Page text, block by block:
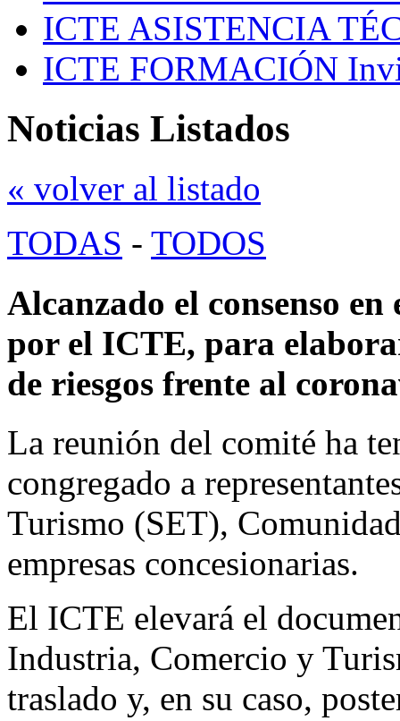
ICTE ASISTENCIA
ICTE FORMACIÓN
Noticias Listados
« volver al listado
TODAS - TODOS
Alcanzado el consenso
por el ICTE, para
de riesgos frente al
La reunión del comité ha
congregado a
Turismo (SET),
empresas concesionarias.
El ICTE elevará el
Industria, Comercio y
traslado y, en su caso,